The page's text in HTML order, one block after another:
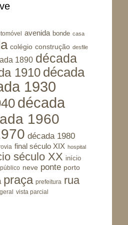
avenida bonde casa
colégio construção desfile
1890 década
1910 década
1930
década
1960
década 1980
final século XIX hospital
século XX início
neve ponte porto
praça prefeitura rua
vista parcial